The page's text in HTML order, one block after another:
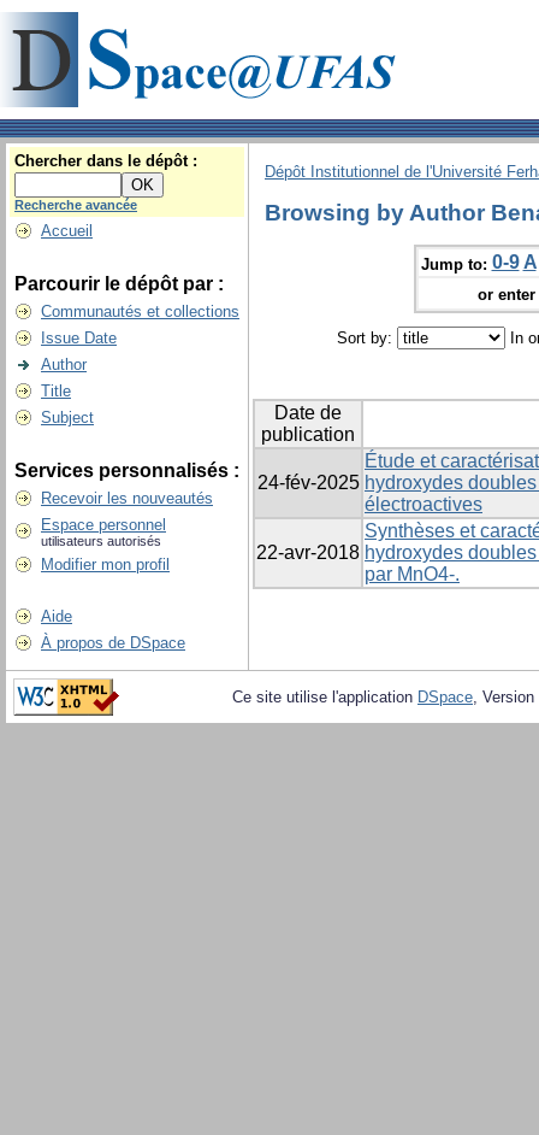
Chercher dans le dépôt :
Recherche avancée
Accueil
Parcourir le dépôt par :
Communautés et collections
Issue Date
Author
Title
Subject
Services personnalisés :
Recevoir les nouveautés
Espace personnel
utilisateurs autorisés
Modifier mon profil
Aide
À propos de DSpace
Dépôt Institutionnel de l'Université
Browsing by Author
Jump to: 0-9 A
or
Sort by: In
Date de
publication
24-fév-2025
Étude et
hydroxydes
électroactives
22-avr-2018
Synthèses et
hydroxydes
par MnO4-.
Ce site utilise l'application DSpace,